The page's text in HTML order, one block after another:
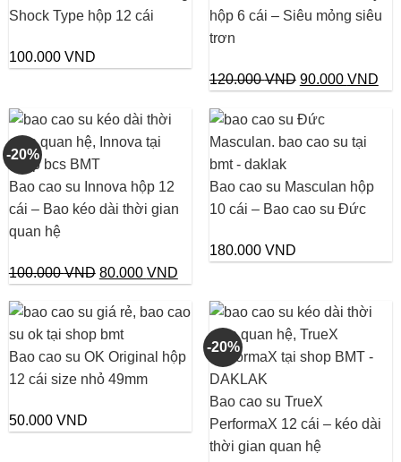
Shock Type hộp 12 cái
100.000 VND
hộp 6 cái – Siêu mỏng siêu
trơn
120.000VND Giá
là:
120.000 VND.
90.000 VNDGiá
-20%
Bao cao su Innova hộp 12
cái – Bao kéo dài thời gian
quan hệ
100.000VND Giá
là:
100.000 VND.
80.000 VNDGiá
tại
80.000 VND.
Bao cao su Masculan hộp
10 cái – Bao cao su Đức
180.000 VND
Bao cao su OK Original hộp
12 cái size nhỏ 49mm
50.000 VND
-20%
Bao cao su TrueX
PerformaX 12 cái – kéo dài
thời gian quan hệ